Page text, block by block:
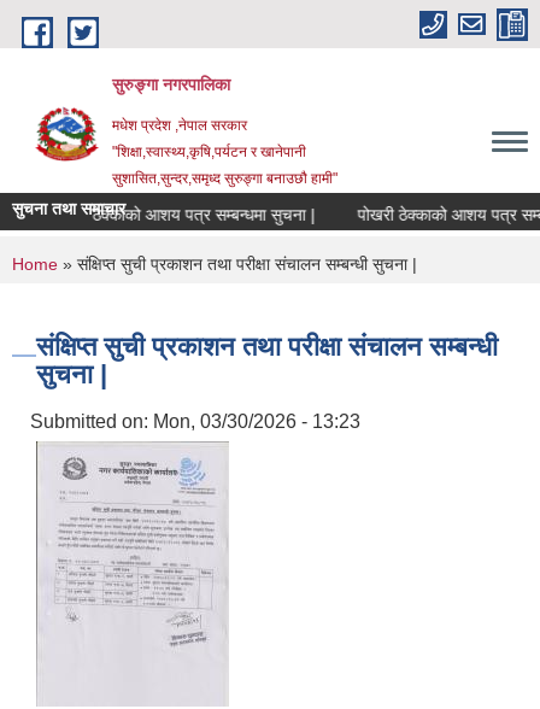
Skip to main content
सुरुङ्‍गा नगरपालिका
मधेश प्रदेश ,नेपाल सरकार
"शिक्षा,स्वास्थ्य,कृषि,पर्यटन र खानेपानी
सुशासित,सुन्दर,समृध्द सुरुङ्गा बनाउछौ हामी"
सुचना तथा समाचार
हाटबजार ठेक्काको आशय पत्र सम्बन्धमा सुचना | पोखरी ठेक्काको आशय पत्र
You are here
Home » संक्षिप्त सुची प्रकाशन तथा परीक्षा संचालन सम्बन्धी सुचना |
संक्षिप्त सुची प्रकाशन तथा परीक्षा संचालन सम्बन्धी
सुचना |
Submitted on: Mon, 03/30/2026 - 13:23